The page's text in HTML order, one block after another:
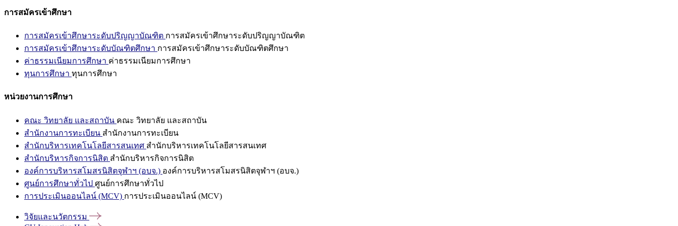
การสมัครเข้าศึกษา
การสมัครเข้าศึกษาระดับปริญญาบัณฑิต การสมัครเข้าศึกษาระดับปริญญาบัณฑิต
การสมัครเข้าศึกษาระดับบัณฑิตศึกษา การสมัครเข้าศึกษาระดับบัณฑิตศึกษา
ค่าธรรมเนียมการศึกษา ค่าธรรมเนียมการศึกษา
ทุนการศึกษา ทุนการศึกษา
หน่วยงานการศึกษา
คณะ วิทยาลัย และสถาบัน คณะ วิทยาลัย และสถาบัน
สำนักงานการทะเบียน สำนักงานการทะเบียน
สำนักบริหารเทคโนโลยีสารสนเทศ สำนักบริหารเทคโนโลยีสารสนเทศ
สำนักบริหารกิจการนิสิต สำนักบริหารกิจการนิสิต
องค์การบริหารสโมสรนิสิตจุฬาฯ (อบจ.) องค์การบริหารสโมสรนิสิตจุฬาฯ (อบจ.)
ศูนย์การศึกษาทั่วไป ศูนย์การศึกษาทั่วไป
การประเมินออนไลน์ (MCV) การประเมินออนไลน์ (MCV)
วิจัยและนวัตกรรม